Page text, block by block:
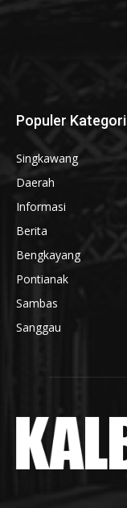
Populer Kategori
Singkawang
Daerah
Informasi
Berita
Bengkayang
Pontianak
Sambas
Sanggau